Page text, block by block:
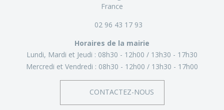
France
02 96 43 17 93
Horaires de la mairie
Lundi, Mardi et Jeudi : 08h30 - 12h00
13h30 - 17h30
Mercredi et Vendredi : 08h30 - 12h00 13h30 - 17h00
CONTACTEZ-NOUS